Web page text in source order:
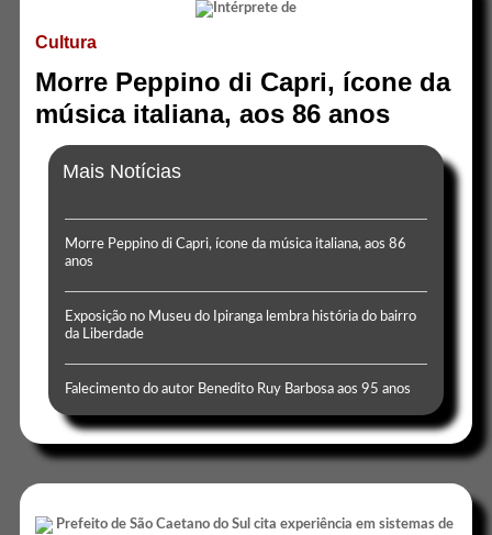
Cultura
Morre Peppino di Capri, ícone da
música italiana, aos 86 anos
Mais Notícias
Morre Peppino di Capri, ícone da música italiana, aos 86
anos
Exposição no Museu do Ipiranga lembra história do bairro
da Liberdade
Falecimento do autor Benedito Ruy Barbosa aos 95 anos